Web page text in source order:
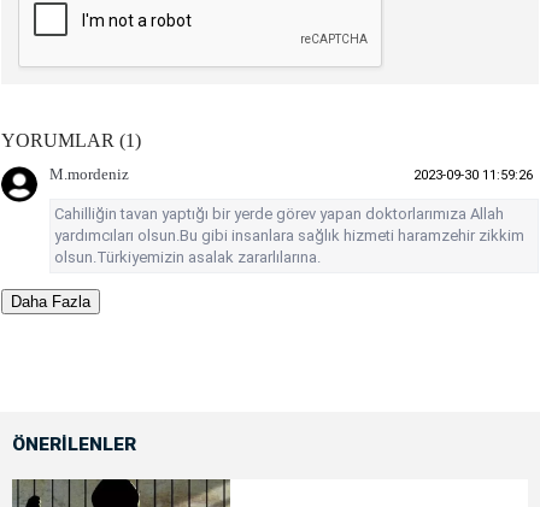
YORUMLAR (1)
M.mordeniz 2023-09-30 11:59:26
Cahilliğin tavan yaptığı bir yerde görev yapan doktorlarımıza Allah
yardımcıları olsun.Bu gibi insanlara sağlık hizmeti haramzehir zikkim
olsun.Türkiyemizin asalak zararlılarına.
Daha Fazla
ÖNERİLENLER